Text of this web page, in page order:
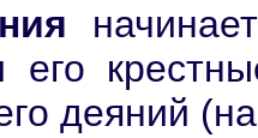
его
деяний